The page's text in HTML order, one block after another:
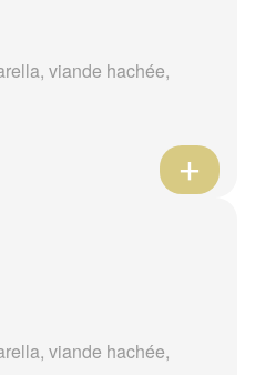
viande hachée,
viande hachée,